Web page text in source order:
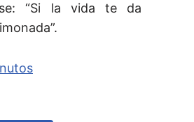
“Si la vida te da